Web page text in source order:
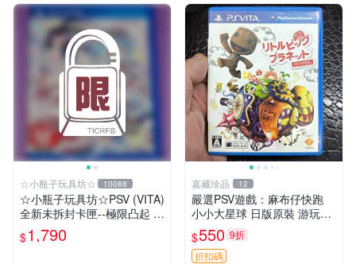
☆小瓶子玩具坊☆ 10088
☆小瓶子玩具坊☆PSV (VITA)
全新未拆封卡匣--極限凸起 萌
萌水晶 (日版)
$1,790
嘉藏珍品 12
嚴選PSV遊戲：麻布仔快跑
小小大星球 日版原裝 游玩成
色佳 小小大星球 psv 麻布仔
快跑 測試無誤
$550 9折
折扣碼